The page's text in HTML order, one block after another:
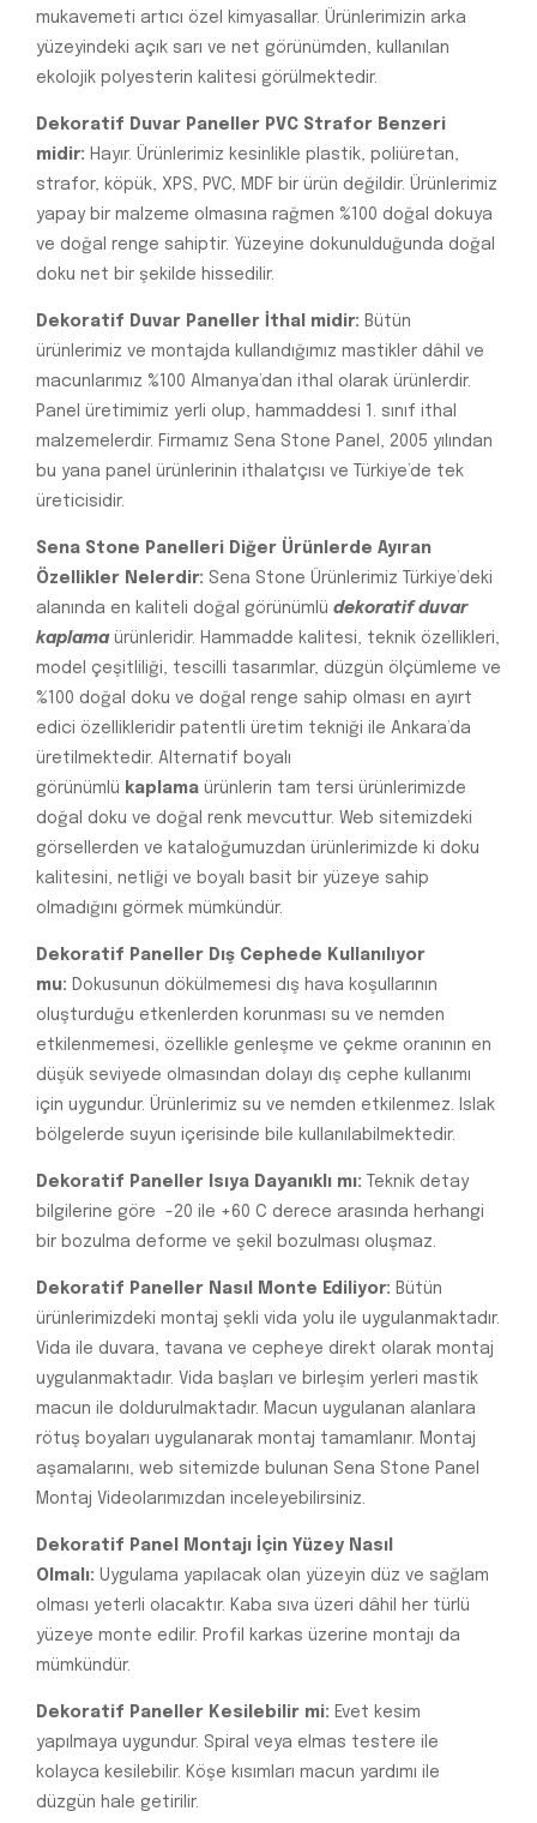
mukavemeti artıcı özel kimyasallar. Ürünlerimizin arka
yüzeyindeki açık sarı ve net görünümden, kullanılan
ekolojik polyesterin kalitesi görülmektedir.
Dekoratif Duvar Paneller PVC Strafor Benzeri
midir: Hayır. Ürünlerimiz kesinlikle plastik, poliüretan,
strafor, köpük, XPS, PVC, MDF bir ürün değildir. Ürünlerimiz
yapay bir malzeme olmasına rağmen %100 doğal dokuya
ve doğal renge sahiptir. Yüzeyine dokunulduğunda doğal
doku net bir şekilde hissedilir.
Dekoratif Duvar Paneller İthal midir: Bütün
ürünlerimiz ve montajda kullandığımız mastikler dâhil ve
macunlarımız %100 Almanya’dan ithal olarak ürünlerdir.
Panel üretimimiz yerli olup, hammaddesi 1. sınıf ithal
malzemelerdir. Firmamız Sena Stone Panel, 2005 yılından
bu yana panel ürünlerinin ithalatçısı ve Türkiye’de tek
üreticisidir.
Sena Stone Panelleri Diğer Ürünlerde Ayıran
Özellikler Nelerdir: Sena Stone Ürünlerimiz Türkiye’deki
alanında en kaliteli doğal görünümlü dekoratif duvar
kaplamaürünleridir. Hammadde kalitesi, teknik özellikleri,
model çeşitliliği, tescilli tasarımlar, düzgün ölçümleme ve
%100 doğal doku ve doğal renge sahip olması en ayırt
edici özellikleridir patentli üretim tekniği ile Ankara’da
üretilmektedir. Alternatif boyalı
görünümlü kaplama ürünlerin tam tersi ürünlerimizde
doğal doku ve doğal renk mevcuttur. Web sitemizdeki
görsellerden ve kataloğumuzdan ürünlerimizde ki doku
kalitesini, netliği ve boyalı basit bir yüzeye sahip
olmadığını görmek mümkündür.
Dekoratif Paneller Dış Cephede Kullanılıyor
mu: Dokusunun dökülmemesi dış hava koşullarının
oluşturduğu etkenlerden korunması su ve nemden
etkilenmemesi, özellikle genleşme ve çekme oranının en
düşük seviyede olmasından dolayı dış cephe kullanımı
için uygundur. Ürünlerimiz su ve nemden etkilenmez. Islak
bölgelerde suyun içerisinde bile kullanılabilmektedir.
Dekoratif Paneller Isıya Dayanıklı mı: Teknik detay
bilgilerine göre -20 ile +60 C derece arasında herhangi
bir bozulma deforme ve şekil bozulması oluşmaz.
Dekoratif Paneller Nasıl Monte Ediliyor: Bütün
ürünlerimizdeki montaj şekli vida yolu ile uygulanmaktadır.
Vida ile duvara, tavana ve cepheye direkt olarak montaj
uygulanmaktadır. Vida başları ve birleşim yerleri mastik
macun ile doldurulmaktadır. Macun uygulanan alanlara
rötuş boyaları uygulanarak montaj tamamlanır. Montaj
aşamalarını, web sitemizde bulunan Sena Stone Panel
Montaj Videolarımızdan inceleyebilirsiniz.
Dekoratif Panel Montajı İçin Yüzey Nasıl
Olmalı: Uygulama yapılacak olan yüzeyin düz ve sağlam
olması yeterli olacaktır. Kaba sıva üzeri dâhil her türlü
yüzeye monte edilir. Profil karkas üzerine montajı da
mümkündür.
Dekoratif Paneller Kesilebilir mi: Evet kesim
yapılmaya uygundur. Spiral veya elmas testere ile
kolayca kesilebilir. Köşe kısımları macun yardımı ile
düzgün hale getirilir.